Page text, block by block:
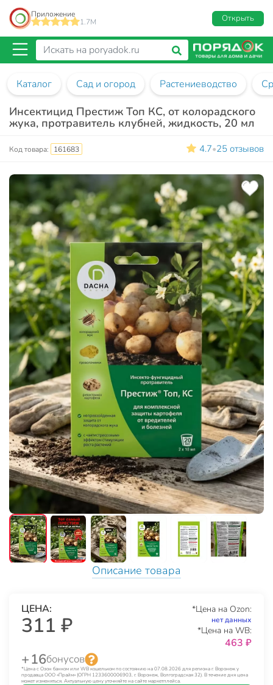
Приложение
1.7M
Открыть
Каталог Сад и огород Растениеводство
Инсектицид Престиж Топ КС, от колорадского
жука, протравитель клубней, жидкость, 20 мл
Код товара: 161683 4.7•25 отзывов
Описание товара
ЦЕНА:
311 ₽
*Цена на Ozon:
нет данных
*Цена на WB:
463 ₽
+ 16бонусов
*Цена с Озон банком или WB кошельком по состоянию на 07.08.2026 для региона г. Воронеж у
продавца ООО «Прайм» (ОГРН 1233600006903, г. Воронеж, Волгоградская 32). В течение дня цена
может изменяться. Актуальную цену уточняйте на сайте маркетплейса.